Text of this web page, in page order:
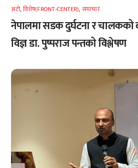
अटाे,विशेष(FRONT-CENTER), समाचार
नेपालमा सडक दुर्घटना र चालकको
विज्ञ डा. पुष्पराज पन्तको विश्लेषण